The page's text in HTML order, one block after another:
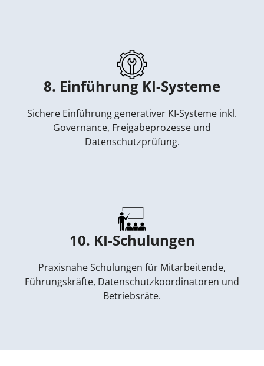
8. Einführung KI-Systeme
Sichere Einführung generativer KI-Systeme inkl.
Governance, Freigabeprozesse und
Datenschutzprüfung.
10. KI-Schulungen
Praxisnahe Schulungen für Mitarbeitende,
Führungskräfte, Datenschutzkoordinatoren und
Betriebsräte.